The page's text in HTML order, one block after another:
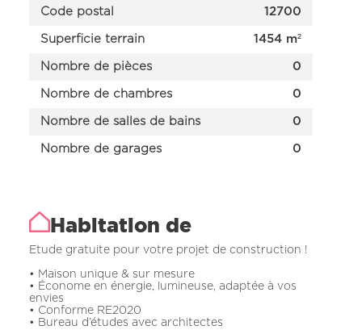
Code postal 12700
Superficie terrain 1454 m²
Nombre de pièces 0
Nombre de chambres 0
Nombre de salles de bains 0
Nombre de garages 0
Habitation de
Etude gratuite pour votre projet de construction !
• Maison unique & sur mesure
• Économe en énergie, lumineuse, adaptée à vos
envies
• Conforme RE2020
• Bureau d’études avec architectes